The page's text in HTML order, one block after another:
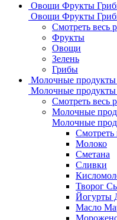
Овощи Фрукты
Овощи Фрукты
Смотреть весь
Фрукты
Овощи
Зелень
Грибы
Молочные
Молочные
Смотреть весь
Молочные
Молочные
Смотреть
Молоко
Сметана
Сливки
Творог
Йогурты
Масло